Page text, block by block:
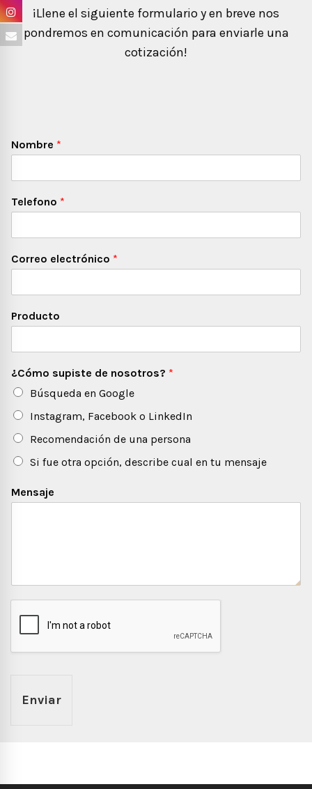
¡Llene el siguiente formulario y en breve nos
pondremos en comunicación para enviarle una
cotización!
Nombre *
Telefono *
Correo electrónico *
Producto
¿Cómo supiste de nosotros? *
Búsqueda en Google
Instagram, Facebook o LinkedIn
Recomendación de una persona
Si fue otra opción, describe cual en tu mensaje
Mensaje
Enviar